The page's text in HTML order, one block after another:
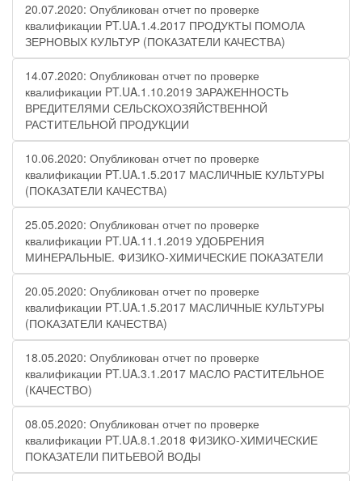
20.07.2020: Опубликован отчет по проверке
квалификации PT.UA.1.4.2017 ПРОДУКТЫ ПОМОЛА
ЗЕРНОВЫХ КУЛЬТУР (ПОКАЗАТЕЛИ КАЧЕСТВА)
14.07.2020: Опубликован отчет по проверке
квалификации PT.UA.1.10.2019 ЗАРАЖЕННОСТЬ
ВРЕДИТЕЛЯМИ СЕЛЬСКОХОЗЯЙСТВЕННОЙ
РАСТИТЕЛЬНОЙ ПРОДУКЦИИ
10.06.2020: Опубликован отчет по проверке
квалификации PT.UA.1.5.2017 МАСЛИЧНЫЕ КУЛЬТУРЫ
(ПОКАЗАТЕЛИ КАЧЕСТВА)
25.05.2020: Опубликован отчет по проверке
квалификации PT.UA.11.1.2019 УДОБРЕНИЯ
МИНЕРАЛЬНЫЕ. ФИЗИКО-ХИМИЧЕСКИЕ ПОКАЗАТЕЛИ
20.05.2020: Опубликован отчет по проверке
квалификации PT.UA.1.5.2017 МАСЛИЧНЫЕ КУЛЬТУРЫ
(ПОКАЗАТЕЛИ КАЧЕСТВА)
18.05.2020: Опубликован отчет по проверке
квалификации PT.UA.3.1.2017 МАСЛО РАСТИТЕЛЬНОЕ
(КАЧЕСТВО)
08.05.2020: Опубликован отчет по проверке
квалификации PT.UA.8.1.2018 ФИЗИКО-ХИМИЧЕСКИЕ
ПОКАЗАТЕЛИ ПИТЬЕВОЙ ВОДЫ